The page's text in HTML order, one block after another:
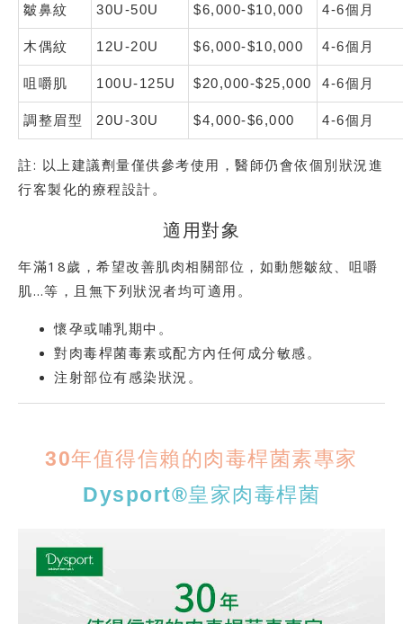
皺鼻紋 30U-50U $6,000-$10,000 4-6個月
木偶紋 12U-20U $6,000-$10,000 4-6個月
咀嚼肌 100U-125U $20,000-$25,000 4-6個月
調整眉型 20U-30U $4,000-$6,000 4-6個月
註: 以上建議劑量僅供參考使用，醫師仍會依個別狀況進
行客製化的療程設計。
適用對象
年滿18歲，希望改善肌肉相關部位，如動態皺紋、咀嚼
肌…等，且無下列狀況者均可適用。
懷孕或哺乳期中。
對肉毒桿菌毒素或配方內任何成分敏感。
注射部位有感染狀況。
30年值得信賴的肉毒桿菌素專家
Dysport®皇家肉毒桿菌